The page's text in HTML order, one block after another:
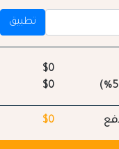
تطبيق
$0
$0
$0